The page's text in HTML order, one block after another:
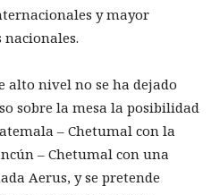
y mayor
nacionales.
alto nivel no se ha dejado
sobre la mesa la posibilidad
– Chetumal con la
– Chetumal con una
Aerus, y se pretende